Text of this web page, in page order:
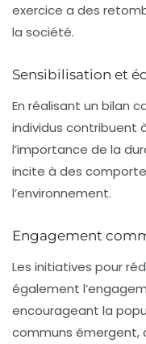
exercice a des
la société.
Sensibilisation et
En réalisant un bilan
individus contribuent
l’importance de la
incite à des
l’environnement.
Engagement
Les initiatives pour
également
encourageant la
communs émergent,